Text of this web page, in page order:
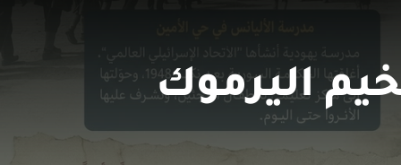
اليرموك